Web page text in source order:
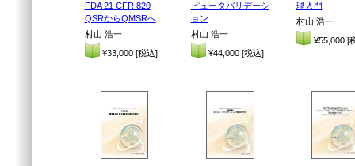
FDA 21 CFR 820
QSRからQMSRへ
村山 浩一
¥33,000 [税込]
ピュータバリデーシ
ョン
村山 浩一
¥44,000 [税込]
理入門
村山 浩一
¥55,000 [